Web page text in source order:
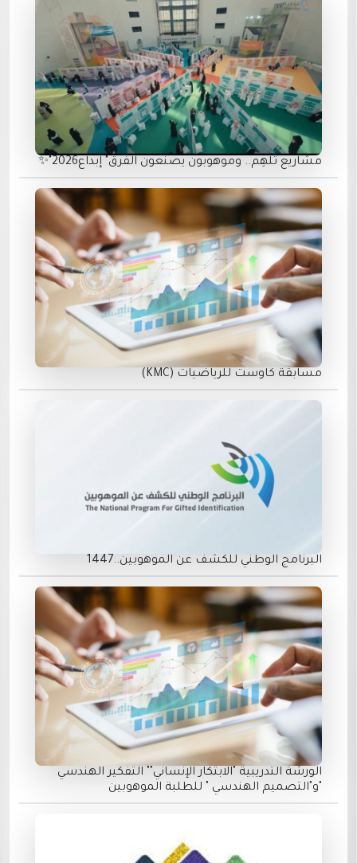
مشاريع تُلهِم.. وموهوبون يصنعون الفرق" إبداع2026"✨
مسابقة كاوست للرياضيات (KMC)
البرنامج الوطني للكشف عن الموهوبين..1447
الورشة التدريبية "الابتكار الإنساني"" التفكير الهندسي
"و"التصميم الهندسي " للطلبة الموهوبين